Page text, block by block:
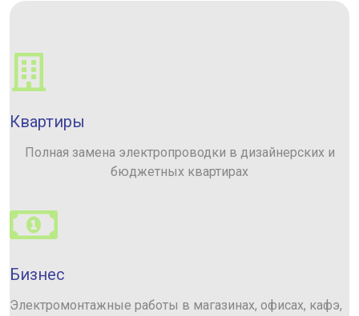
Квартиры
Полная замена электропроводки в дизайнерских и
бюджетных квартирах
Бизнес
Электромонтажные работы в магазинах, офисах, кафэ,